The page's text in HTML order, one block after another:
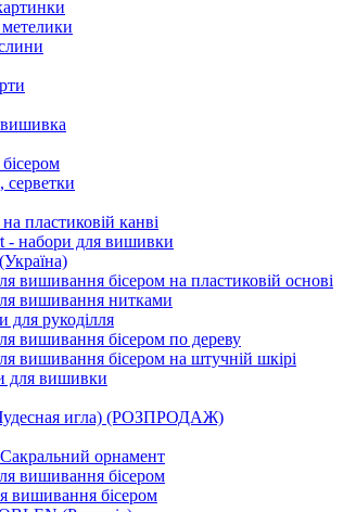
пластиковій канві
- набори для вишивки
вишивання бісером на пластиковій основі
вишивання нитками
для рукоділля
вишивання бісером по дереву
вишивання бісером на штучній шкірі
для вишивки
игла) (РОЗПРОДАЖ)
орнамент
вишивання бісером
вишивання бісером